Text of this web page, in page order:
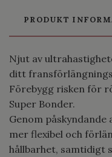
PRODUKT
Njut av
ditt
Förebygg risken för
Super Bonder.
Genom
mer flexibel och
hållbarhet, samtidigt